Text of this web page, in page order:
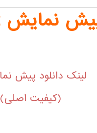
نمایش 2 :
(کیفیت اصلی)